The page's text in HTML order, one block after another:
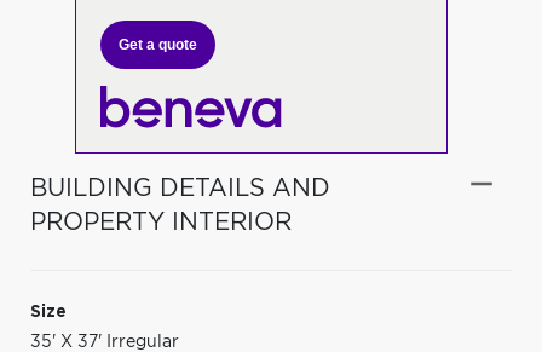
Get a quote
BUILDING DETAILS AND
PROPERTY INTERIOR
Size
35' X 37' Irregular